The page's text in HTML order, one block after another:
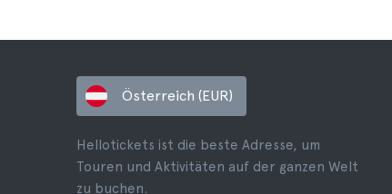
Österreich (EUR)
Hellotickets ist die beste Adresse, um
Touren und Aktivitäten auf der ganzen Welt
zu buchen.